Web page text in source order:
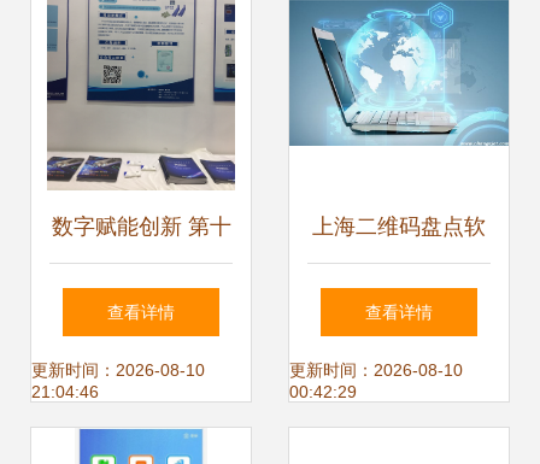
数字赋能创新 第十
九届工博会圆满落
幕，软件技术研发
与推广服务迎来新
查看详情
更新时间：2026-08-10
21:04:46
上海二维码盘点软
件费用明细与技术
服务全解析
查看详情
更新时间：2026-08-10
00:42:29